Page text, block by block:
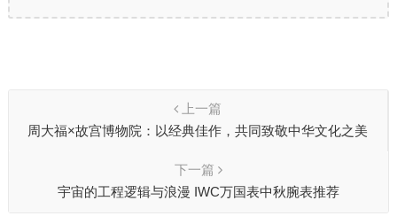
上一篇
周大福×故宫博物院：以经典佳作，共同致敬中华文化之美
下一篇
宇宙的工程逻辑与浪漫 IWC万国表中秋腕表推荐